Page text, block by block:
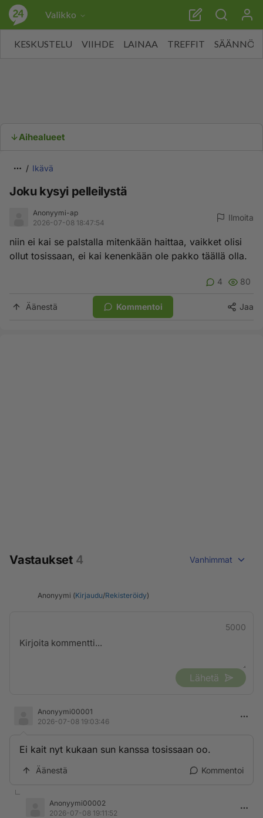
Valikko
KESKUSTELU VIIHDE LAINAA TREFFIT SÄÄNNÖT
Aihealueet
Ikävä
Joku kysyi pelleilystä
Anonyymi-ap
2026-07-08 18:47:54
Ilmoita
niin ei kai se palstalla mitenkään haittaa, vaikket olisi
ollut tosissaan, ei kai kenenkään ole pakko täällä olla.
4 80
Äänestä Kommentoi Jaa
Vastaukset 4 Vanhimmat
Anonyymi (Kirjaudu/Rekisteröidy)
5000
Lähetä
Anonyymi00001
2026-07-08 19:03:46
Ei kait nyt kukaan sun kanssa tosissaan oo.
Äänestä Kommentoi
Anonyymi00002
2026-07-08 19:11:52